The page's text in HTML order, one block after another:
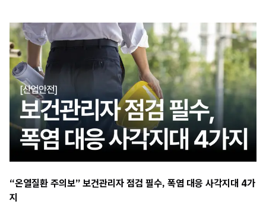
“온열질환 주의보” 보건관리자 점검 필수, 폭염 대응 사각지대 4가
지